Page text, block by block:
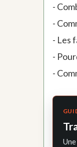
-
-
- Les
-
-